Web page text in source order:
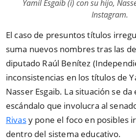
Yamil Esgaib (i) con su hijo,
Instagram.
El caso de presuntos títulos
suma nuevos nombres tras las
diputado Raúl Benítez
inconsistencias en los títulos de
Nasser Esgaib. La situación se
escándalo que involucra al
Rivasy pone el foco en posibles
dentro del sistema educativo.